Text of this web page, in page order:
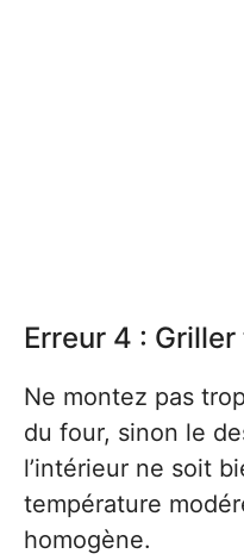
Erreur 4 :
Ne montez pas
du four, sinon le
l’intérieur ne soit
température
homogène.